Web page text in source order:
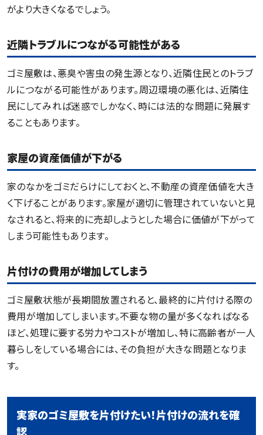
がより大きくなるでしょう。
近隣トラブルにつながる可能性がある
ゴミ屋敷は、悪臭や害虫の発生源となり、近隣住民とのトラブ
ルにつながる可能性があります。周辺環境の悪化は、近隣住
民にしてみれば迷惑でしかなく、時には法的な問題に発展す
ることもあります。
家屋の資産価値が下がる
家のなかをゴミだらけにしておくと、不動産の資産価値を大き
く下げることがあります。家屋が適切に管理されていないと見
なされると、将来的に売却しようとした場合に価値が下がって
しまう可能性もあります。
片付けの費用が増加してしまう
ゴミ屋敷状態が長期間放置されると、最終的に片付ける際の
費用が増加してしまいます。不要な物の量が多くなればなる
ほど、処理に要する労力やコストが増加し、特に高齢者が一人
暮らしをしている場合には、その負担が大きな問題となりま
す。
実家のゴミ屋敷を片付けたい！片付けの流れを確
認